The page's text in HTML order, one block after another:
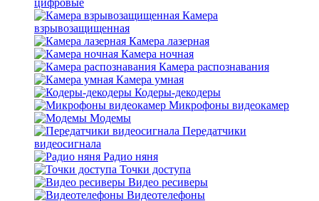
цифровые
Камера
взрывозащищенная
Камера лазерная
Камера ночная
Камера распознавания
Камера умная
Кодеры-декодеры
Микрофоны видеокамер
Модемы
Передатчики
видеосигнала
Радио няня
Точки доступа
Видео ресиверы
Видеотелефоны